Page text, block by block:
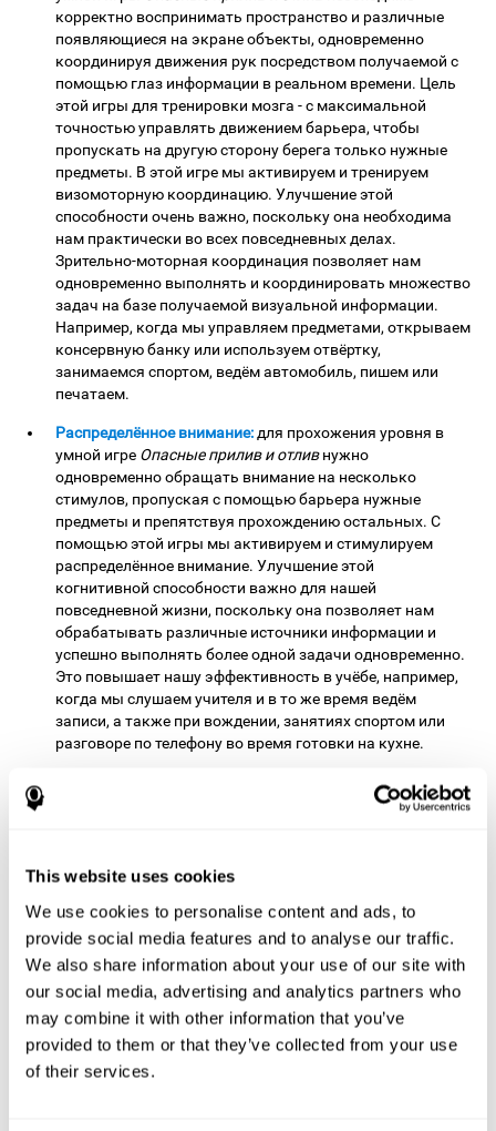
This website uses cookies
We use cookies to personalise content and ads, to
provide social media features and to analyse our traffic.
We also share information about your use of our site with
our social media, advertising and analytics partners who
may combine it with other information that you’ve
provided to them or that they’ve collected from your use
of their services.
корректно воспринимать пространство и различные
появляющиеся на экране объекты, одновременно
координируя движения рук посредством получаемой с
помощью глаз информации в реальном времени. Цель
этой игры для тренировки мозга - с максимальной
точностью управлять движением барьера, чтобы
пропускать на другую сторону берега только нужные
предметы. В этой игре мы активируем и тренируем
визомоторную координацию. Улучшение этой
способности очень важно, поскольку она необходима
нам практически во всех повседневных делах.
Зрительно-моторная координация позволяет нам
одновременно выполнять и координировать множество
задач на базе получаемой визуальной информации.
Например, когда мы управляем предметами, открываем
консервную банку или используем отвёртку,
занимаемся спортом, ведём автомобиль, пишем или
печатаем.
Распределённое внимание:для прохожения уровня в
умной игре Опасные прилив и отливнужно
одновременно обращать внимание на несколько
стимулов, пропуская с помощью барьера нужные
предметы и препятствуя прохождению остальных. С
помощью этой игры мы активируем и стимулируем
распределённое внимание. Улучшение этой
когнитивной способности важно для нашей
повседневной жизни, поскольку она позволяет нам
обрабатывать различные источники информации и
успешно выполнять более одной задачи одновременно.
Это повышает нашу эффективность в учёбе, например,
когда мы слушаем учителя и в то же время ведём
записи, а также при вождении, занятиях спортом или
разговоре по телефону во время готовки на кухне.
во время тренировки мозга
необходимо корректно
помочь нам укрепить фокусированное внимание. Этот
игры. Усиление способности фокусировать внимание
позволит нам быть внимательнее по отношению к
окружающим стимулам, например людям вокруг нас
или делам, которыми мы заняты.
Другие релевантные
когнитивные способности: